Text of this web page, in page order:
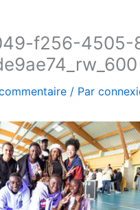
f256-4505-
/ Par